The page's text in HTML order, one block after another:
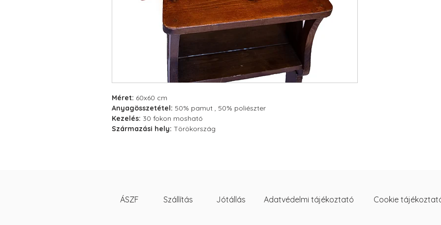
Méret: 60x60 cm
Anyagösszetétel: 50% pamut , 50% poliészter
Kezelés: 30 fokon mosható
Származási hely: Törökország
ÁSZF Szállítás Jótállás Adatvédelmi tájékoztató Cookie